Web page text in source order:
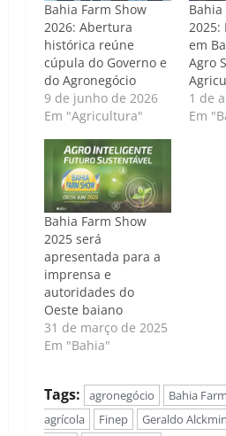
Bahia Farm Show
2026: Abertura
histórica reúne
cúpula do Governo e
do Agronegócio
9 de junho de 2026
Em "Agricultura"
Bahia
2025:
em
Agro
1 de
Em
Bahia Farm Show
2025 será
apresentada para a
imprensa e
autoridades do
Oeste baiano
31 de março de 2025
Em "Bahia"
Tags: agronegócio Bahia
agrícola
Finep Geraldo Alckmin